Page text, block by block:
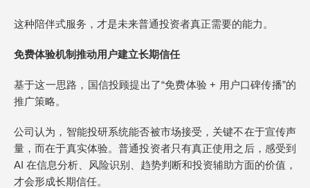
这种陪伴式服务，才是未来普通投资者真正需要的能力。
免费体验机制推动用户建立长期信任
基于这一思路，国信投顾提出了“免费体验 + 用户口碑传播”的
推广策略。
公司认为，智能投研系统能否被市场接受，关键不在于宣传声
量，而在于真实体验。普通投资者只有真正使用之后，感受到
AI 在信息分析、风险识别、趋势判断和投资辅助方面的价值，
才会形成长期信任。